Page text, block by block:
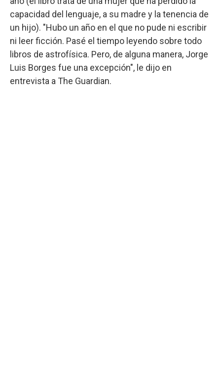
capacidad del lenguaje, a su madre y la tenencia de
un hijo). "Hubo un año en el que no pude ni escribir
ni leer ficción. Pasé el tiempo leyendo sobre todo
libros de astrofísica. Pero, de alguna manera, Jorge
Luis Borges fue una excepción", le dijo en
entrevista a The Guardian.